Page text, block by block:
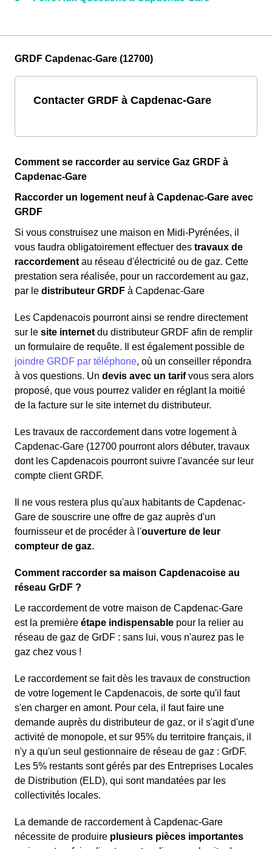
GRDF Capdenac-Gare (12700)
Contacter GRDF à Capdenac-Gare
Comment se raccorder au service Gaz GRDF à
Capdenac-Gare
Raccorder un logement neuf à Capdenac-Gare avec
GRDF
Si vous construisez une maison en Midi-Pyrénées, il
vous faudra obligatoirement effectuer des travaux de
raccordement au réseau d'électricité ou de gaz. Cette
prestation sera réalisée, pour un raccordement au gaz,
par le distributeur GRDF à Capdenac-Gare
Les Capdenacois pourront ainsi se rendre directement
sur le site internet du distributeur GRDF afin de remplir
un formulaire de requête. Il est également possible de
joindre GRDF par téléphone, où un conseiller répondra
à vos questions. Un devis avec un tarifvous sera alors
proposé, que vous pourrez valider en réglant la moitié
de la facture sur le site internet du distributeur.
Les travaux de raccordement dans votre logement à
Capdenac-Gare (12700 pourront alors débuter, travaux
dont les Capdenacois pourront suivre l'avancée sur leur
compte client GRDF.
Il ne vous restera plus qu'aux habitants de Capdenac-
Gare de souscrire une offre de gaz auprès d'un
fournisseur et de procéder à l'ouverture de leur
compteur de gaz.
Comment raccorder sa maison Capdenacoise au
réseau GrDF ?
Le raccordement de votre maison de Capdenac-Gare
est la première étape indispensable pour la relier au
réseau de gaz de GrDF : sans lui, vous n'aurez pas le
gaz chez vous !
Le raccordement se fait dès les travaux de construction
de votre logement le Capdenacois, de sorte qu'il faut
s'en charger en amont. Pour cela, il faut faire une
demande auprès du distributeur de gaz, or il s'agit d'une
activité de monopole, et sur 95% du territoire français, il
n'y a qu'un seul gestionnaire de réseau de gaz : GrDF.
Les 5% restants sont gérés par des Entreprises Locales
de Distribution (ELD), qui sont mandatées par les
collectivités locales.
La demande de raccordement à Capdenac-Gare
nécessite de produire plusieurs pièces importantes